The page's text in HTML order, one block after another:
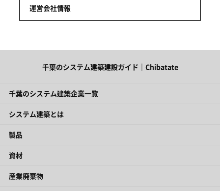
運営会社情報
千葉のシステム建築建設ガイド｜Chibatate
千葉のシステム建築企業一覧
システム建築とは
製品
資材
産業廃棄物